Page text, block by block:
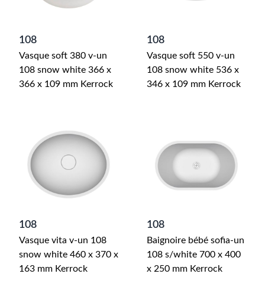
108
Vasque soft 380 v-un
108 snow white 366 x
366 x 109 mm Kerrock
108
Vasque soft 550 v-un
108 snow white 536 x
346 x 109 mm Kerrock
108
Vasque vita v-un 108
snow white 460 x 370 x
163 mm Kerrock
108
Baignoire bébé sofia-un
108 s/white 700 x 400
x 250 mm Kerrock